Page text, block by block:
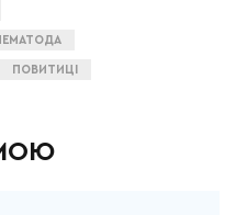
ПОВИТИЦІ